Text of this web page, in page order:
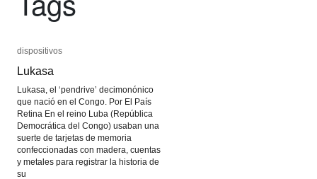
dispositivos
Lukasa
Lukasa, el ‘pendrive’ decimonónico
que nació en el Congo. Por El País
Retina En el reino Luba (República
Democrática del Congo) usaban una
suerte de tarjetas de memoria
confeccionadas con madera, cuentas
y metales para registrar la historia de
su
dispositivos
Lukasa